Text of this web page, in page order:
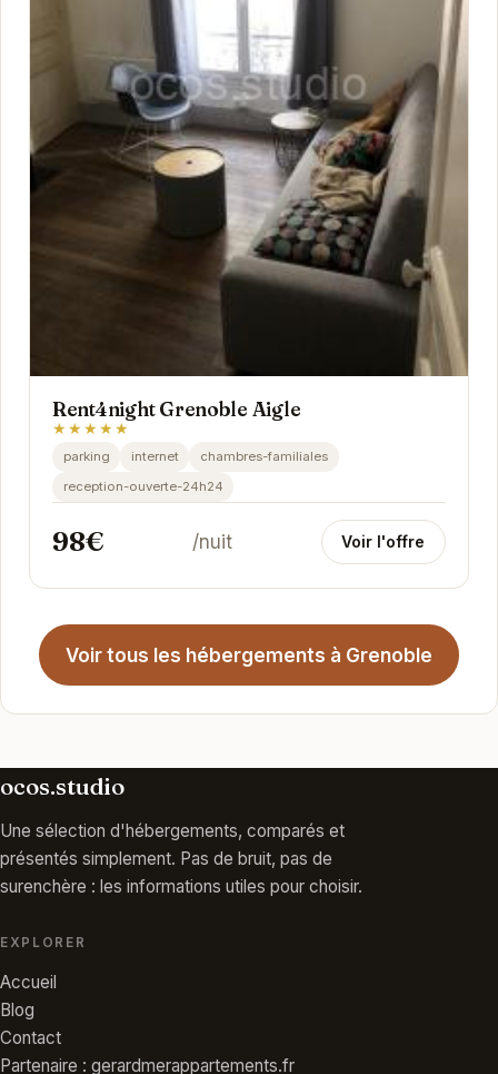
Rent4night Grenoble Aigle
★★★★★
parking internet
chambres-familiales
reception-ouverte-24h24
98€ /nuit Voir l'offre
Voir tous les hébergements à Grenoble
ocos.studio
Une sélection d'hébergements, comparés et
présentés simplement. Pas de bruit, pas de
surenchère : les informations utiles pour choisir.
EXPLORER
Accueil
Blog
Contact
Partenaire : gerardmerappartements.fr